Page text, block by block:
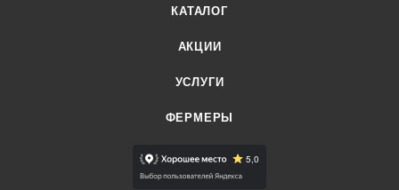
КАТАЛОГ
АКЦИИ
УСЛУГИ
ФЕРМЕРЫ